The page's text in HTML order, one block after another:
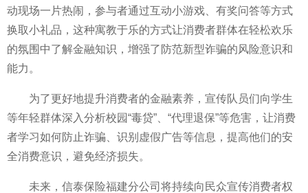
动现场一片热闹，参与者通过互动小游戏、有奖问答等方式
换取小礼品，这种寓教于乐的方式让消费者群体在轻松欢乐
的氛围中了解金融知识，增强了防范新型诈骗的风险意识和
能力。
为了更好地提升消费者的金融素养，宣传队员们向学生
等年轻群体深入分析校园“毒贷”、“代理退保”等危害，让消费
者学习如何防止诈骗、识别虚假广告等信息，提高他们的安
全消费意识，避免经济损失。
未来，信泰保险福建分公司将持续向民众宣传消费者权